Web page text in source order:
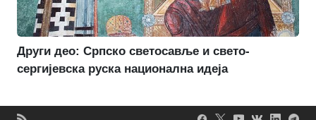
Други део: Српско светосавље и свето-
сергијевска руска национална идеја